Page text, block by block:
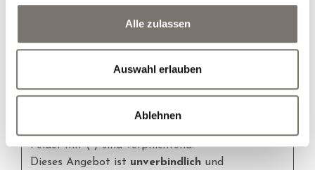
Alle zulassen
Auswahl erlauben
Ablehnen
Nur Zimmer mit Frühstück
Hunde
persönliches Angebot erstellen
Felder mit (*) sind verpflichtend!
Dieses Angebot ist unverbindlich und